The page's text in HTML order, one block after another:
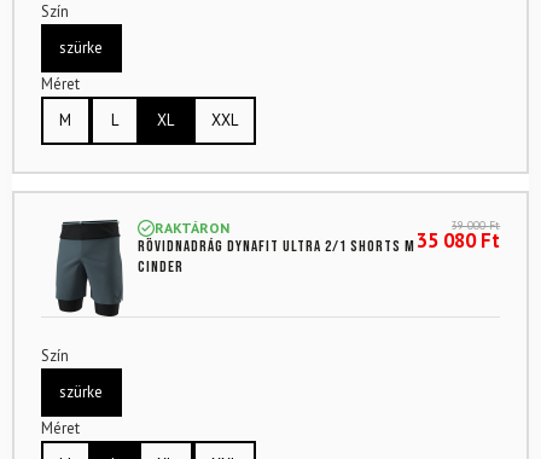
Szín
szürke
Méret
M
L XL XXL
RAKTÁRON
Rövidnadrág DYNAFIT Ultra 2/1 Shorts M
Cinder
39 000Ft
35 080Ft
Szín
szürke
Méret